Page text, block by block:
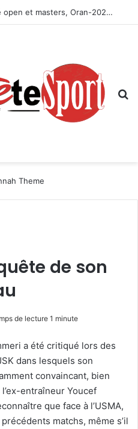
Championnat national d’été open et masters, Oran-2026 — Le CRB s’adjuge le titre
de son
de lecture 1 minute
a été critiqué lors des
dans lesquels son
convaincant, bien
entraîneur Youcef
que face à l’USMA,
matchs, même s’il